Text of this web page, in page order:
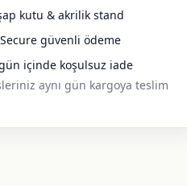
kutu & akrilik stand
güvenli ödeme
içinde koşulsuz iade
aynı gün kargoya teslim